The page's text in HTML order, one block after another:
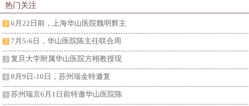
热门关注
1 6月22日前，上海华山医院魏明辉主
2 7月5-6日，华山医院陈主任联合周
3 复旦大学附属华山医院方栩教授现
4 ​​8月9日-10日，苏州瑞金特邀复
5 苏州瑞京6月1日前特邀华山医院陈